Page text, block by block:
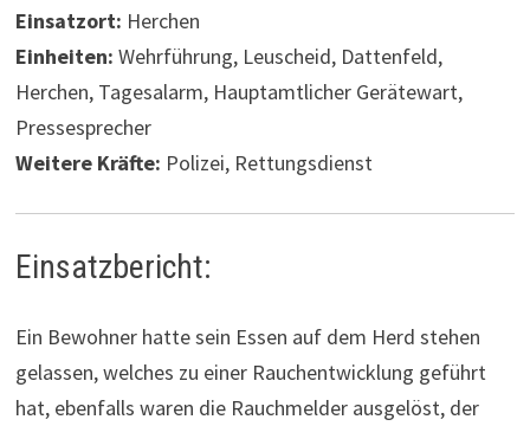
Einsatzort: Herchen
Einheiten: Wehrführung, Leuscheid, Dattenfeld,
Herchen, Tagesalarm, Hauptamtlicher Gerätewart,
Pressesprecher
Weitere Kräfte: Polizei, Rettungsdienst
Einsatzbericht:
Ein Bewohner hatte sein Essen auf dem Herd stehen
gelassen, welches zu einer Rauchentwicklung geführt
hat, ebenfalls waren die Rauchmelder ausgelöst, der